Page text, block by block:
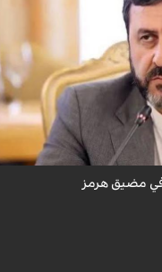
إن إيران لن تقبل بالتدخل
في مضيق هرمز